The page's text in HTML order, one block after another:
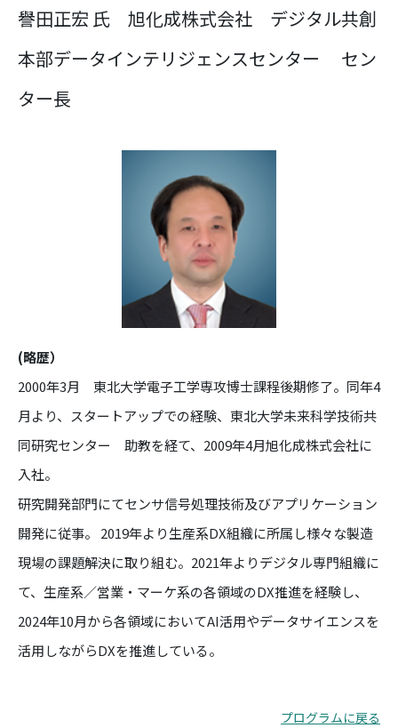
譽田正宏 氏 旭化成株式会社 デジタル共創
本部データインテリジェンスセンター セン
ター長
(略歴）
2000年3月 東北大学電子工学専攻博士課程後期修了。同年4
月より、スタートアップでの経験、東北大学未来科学技術共
同研究センター 助教を経て、2009年4月旭化成株式会社に
入社。
研究開発部門にてセンサ信号処理技術及びアプリケーション
開発に従事。 2019年より生産系DX組織に所属し様々な製造
現場の課題解決に取り組む。2021年よりデジタル専門組織に
て、生産系／営業・マーケ系の各領域のDX推進を経験し、
2024年10月から各領域においてAI活用やデータサイエンスを
活用しながらDXを推進している。
プログラムに戻る